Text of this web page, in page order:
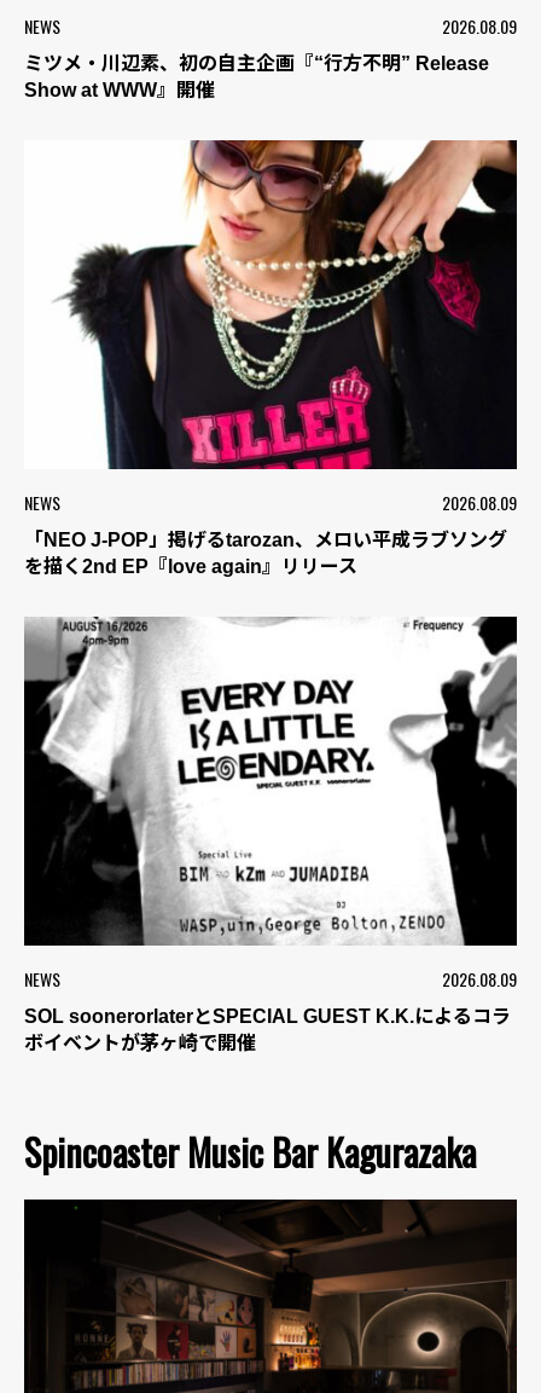
NEWS 2026.08.09
ミツメ・川辺素、初の自主企画『“行方不明” Release
Show at WWW』開催
NEWS 2026.08.09
「NEO J-POP」掲げるtarozan、メロい平成ラブソング
を描く2nd EP『love again』リリース
NEWS 2026.08.09
SOL soonerorlaterとSPECIAL GUEST K.K.によるコラ
ボイベントが茅ヶ崎で開催
Spincoaster Music Bar Kagurazaka